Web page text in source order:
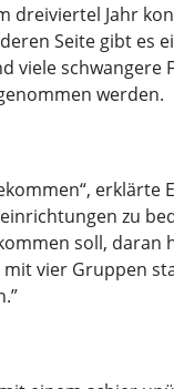
dreiviertel Jahr
Seite gibt es
viele schwangere
werden.
erklärte
zu
soll, daran
vier Gruppen